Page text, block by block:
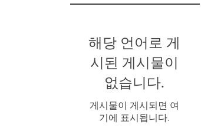
해당 언어로 게
시된 게시물이
없습니다.
게시물이 게시되면 여
기에 표시됩니다.